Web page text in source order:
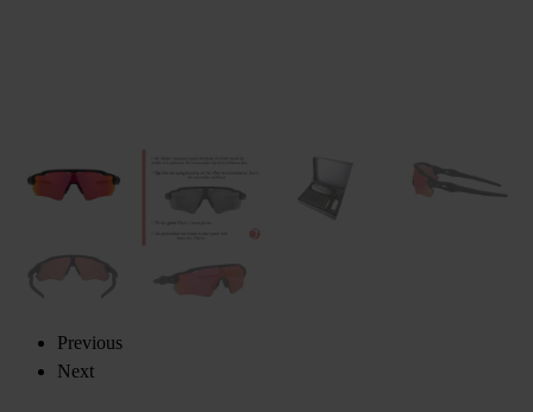
Previous
Next